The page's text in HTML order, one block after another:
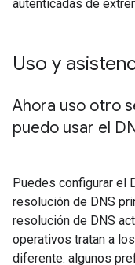
autenticadas de
Uso y
Ahora uso otro
puedo usar el
Puedes configurar el
resolución de DNS
resolución de DNS
operativos tratan a
diferente: algunos